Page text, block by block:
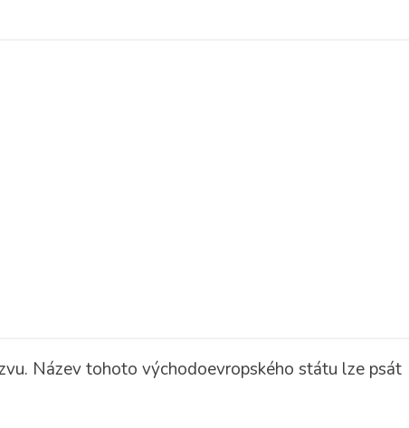
Název tohoto východoevropského státu lze psát